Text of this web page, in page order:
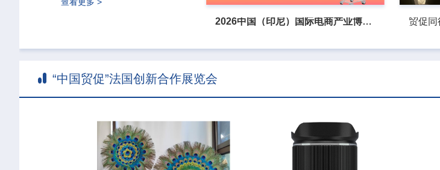
2026中国（印尼）国际电商产业博览会
“中国贸促”法国创新合作展览会